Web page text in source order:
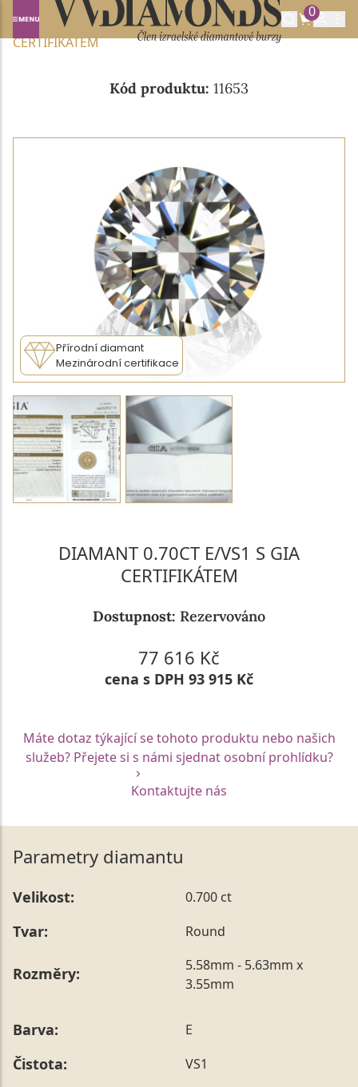
0
Domů NABÍDKA DIAMANTŮ
0.70CT E/VS1 S GIA
CERTIFIKÁTEM
Kód produktu: 11653
Přírodní diamant
Mezinárodní certifikace
DIAMANT 0.70CT E/VS1 S GIA
CERTIFIKÁTEM
Dostupnost: Rezervováno
77 616 Kč
cena s DPH 93 915 Kč
Máte dotaz týkající se tohoto produktu nebo našich
služeb? Přejete si s námi sjednat osobní prohlídku?
Kontaktujte nás
Parametry diamantu
Velikost: 0.700 ct
Tvar: Round
Rozměry:
5.58mm - 5.63mm x
3.55mm
Barva: E
Čistota: VS1